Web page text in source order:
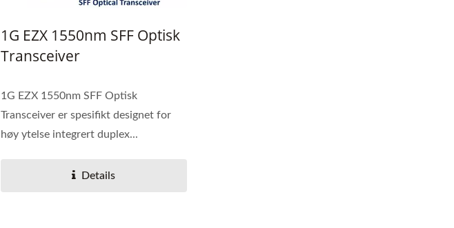
1G EZX 1550nm SFF Optisk
Transceiver
1G EZX 1550nm SFF Optisk
Transceiver er spesifikt designet for
høy ytelse integrert duplex...
Details